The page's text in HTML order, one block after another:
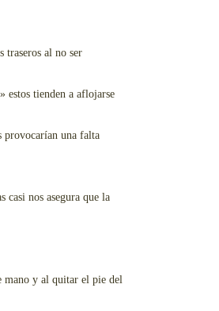
traseros al no ser
estos tienden a aflojarse
provocarían una falta
casi nos asegura que la
mano y al quitar el pie del